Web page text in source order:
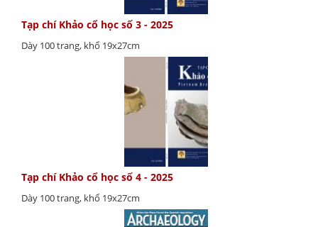
Tạp chí Khảo cổ học số 3 - 2025
Dày 100 trang, khổ 19x27cm
Tạp chí Khảo cổ học số 4 - 2025
Dày 100 trang, khổ 19x27cm